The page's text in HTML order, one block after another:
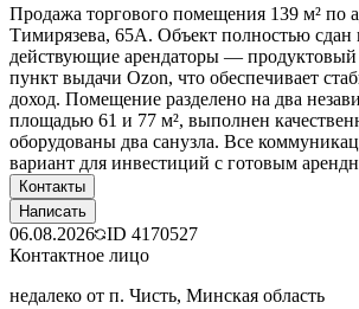
Продажа торгового помещения 139 м² по
Тимирязева, 65А. Объект полностью сдан
действующие арендаторы — продуктовый
пункт выдачи Ozon, что обеспечивает
доход. Помещение разделено на два
площадью 61 и 77 м², выполнен
оборудованы два санузла. Все
вариант для инвестиций с готовым
Контакты
Написать
06.08.2026 ID 4170527
Контактное лицо
недалеко от п. Чисть, Минская область